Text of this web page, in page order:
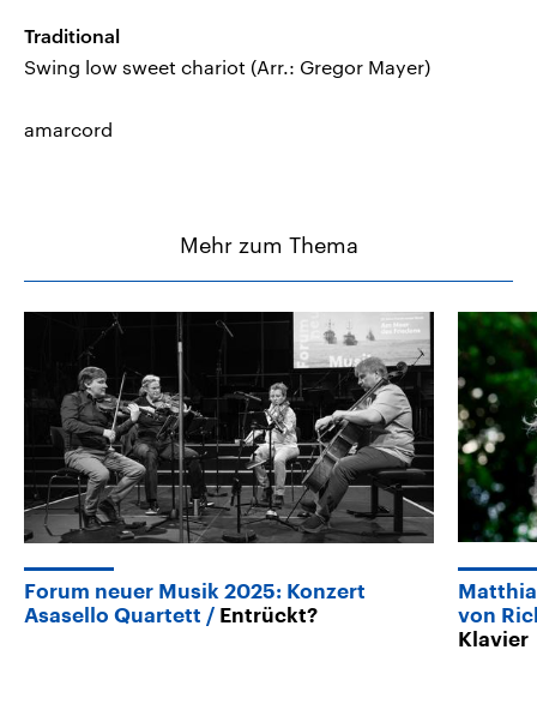
Traditional
Swing low sweet chariot (Arr.: Gregor Mayer)
amarcord
Mehr zum Thema
Forum neuer Musik 2025: Konzert
Asasello Quartett
Entrückt?
von
Klavier